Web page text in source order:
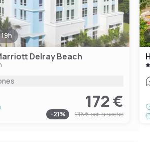
19h
Delray Beach
172 €
-21% 216 €por la noche